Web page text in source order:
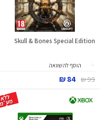
Skull & Bones Special Edition
הוסף להשוואה
99 ₪
84 ₪